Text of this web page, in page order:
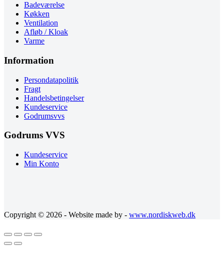
Badeværelse
Køkken
Ventilation
Afløb / Kloak
Varme
Information
Persondatapolitik
Fragt
Handelsbetingelser
Kundeservice
Godrumsvvs
Godrums VVS
Kundeservice
Min Konto
Copyright © 2026 - Website made by - www.nordiskweb.dk